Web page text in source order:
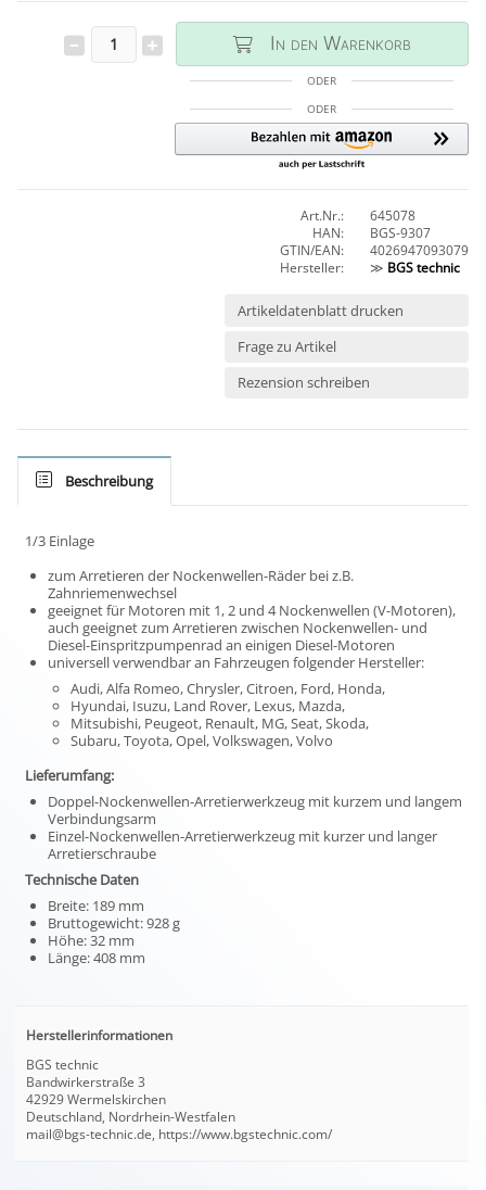
In den Warenkorb
ODER
ODER
Art.Nr.:
645078
HAN:
BGS-9307
GTIN/EAN:
4026947093079
Hersteller:
≫ BGS technic
Artikeldatenblatt drucken
Frage zu Artikel
Rezension schreiben
Beschreibung
1/3 Einlage
zum Arretieren der Nockenwellen-Räder bei z.B.
Zahnriemenwechsel
geeignet für Motoren mit 1, 2 und 4 Nockenwellen (V-Motoren),
auch geeignet zum Arretieren zwischen Nockenwellen- und
Diesel-Einspritzpumpenrad an einigen Diesel-Motoren
universell verwendbar an Fahrzeugen folgender Hersteller:
Audi, Alfa Romeo, Chrysler, Citroen, Ford, Honda,
Hyundai, Isuzu, Land Rover, Lexus, Mazda,
Mitsubishi, Peugeot, Renault, MG, Seat, Skoda,
Subaru, Toyota, Opel, Volkswagen, Volvo
Lieferumfang:
Doppel-Nockenwellen-Arretierwerkzeug mit kurzem und langem
Verbindungsarm
Einzel-Nockenwellen-Arretierwerkzeug mit kurzer und langer
Arretierschraube
Technische Daten
Breite: 189 mm
Bruttogewicht: 928 g
Höhe: 32 mm
Länge: 408 mm
Herstellerinformationen
BGS technic
Bandwirkerstraße 3
42929 Wermelskirchen
Deutschland, Nordrhein-Westfalen
mail@bgs-technic.de, https://www.bgstechnic.com/